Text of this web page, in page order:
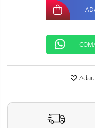
Telefoane mobile AGM
Telefoane mobile Realme
Telefoane mobile ALTE